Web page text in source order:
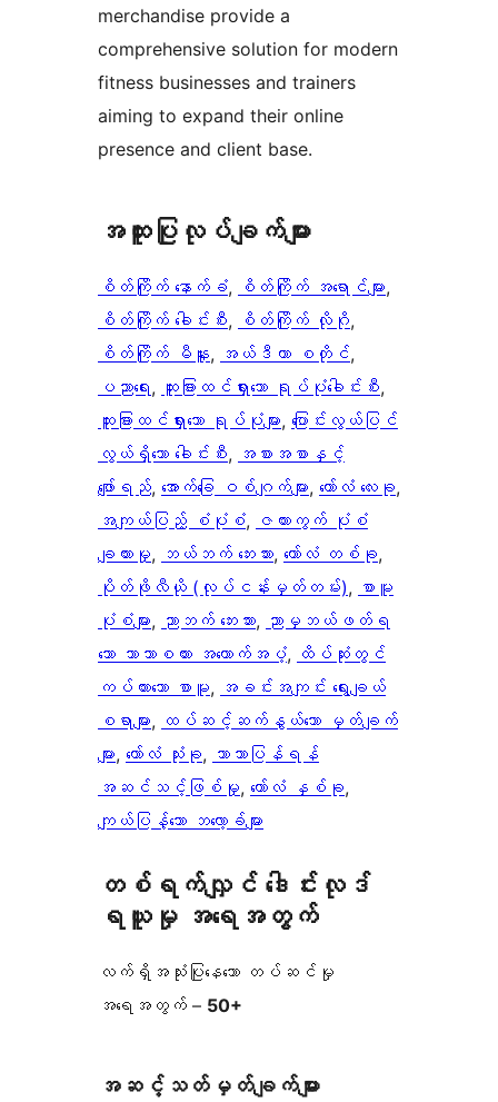
merchandise provide a
comprehensive solution for modern
fitness businesses and trainers
aiming to expand their online
presence and client base.
အ​ထူး​ပြု​လုပ်​ချက်​များ
စိတ်ကြိုက် နောက်ခံ, စိတ်ကြိုက် အရောင်များ
စိတ်ကြိုက် ခေါင်းစီး, စိတ်ကြိုက် လိုဂို
စိတ်ကြိုက် မီနူး, အယ်ဒီတာ စတိုင်
ပညာရေး, ထူးခြားထင်ရှားသော ရုပ်ပုံခေါင်းစီး
ထူးခြားထင်ရှားသော ရုပ်ပုံများ, ပြောင်းလွယ်ပြင်
လွယ်ရှိသော ခေါင်းစီး, အစားအစာနှင့်
ဖျော်ရည်, အောက်ခြေ ဝစ်ဂျက်များ, ကော်လံ လေးခု
အကျယ်ပြည့် စံပုံစံ, ဇယားကွက် ပုံစံ
ချထားမှု, ဘယ်ဘက် ဘေးဘား, ကော်လံ တစ်ခု
ပိုတ်ဖိုလီယို (လုပ်ငန်းမှတ်တမ်း), စာမူ
ပုံစံများ, ညာဘက် ဘေးဘား, ညာမှဘယ်ဖတ်ရ
သော ဘာသာစကား အထောက်အပံ့, ထိပ်ဆုံးတွင်
ကပ်ထားသော စာမူ, အခင်းအကျင်း ရွေးချယ်
စရာများ, ထပ်ဆင့်ဆက်နွယ်သော မှတ်ချက်
များ, ကော်လံ သုံးခု, ဘာသာပြန်ရန်
အဆင်သင့်ဖြစ်မှု, ကော်လံ နှစ်ခု
ကျယ်ပြန့်သော ဘလော့ခ်များ
တစ်ရက်လျှင် ဒေါင်းလုဒ်
ရယူမှု အရေအတွက်
လက်ရှိအသုံးပြုနေသော တပ်ဆင်မှု
အရေအတွက် – 50+
အဆင့်သတ်မှတ်ချက်များ